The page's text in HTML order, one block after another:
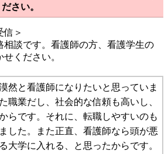
さい。
信＞
相談です。看護師の方、看護学生の
ください。
然と看護師になりたいと思っていま
職業だし、社会的な信頼も高いし、
らです。それに、転職しやすいのも
した。また正直、看護師なら頭が悪
大学に入れる、と思ったからです。